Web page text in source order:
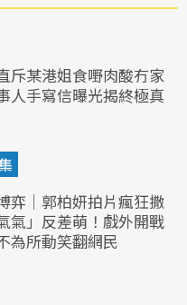
斥某港姐食嘢肉酸冇家
人手寫信曝光揭終極真
弈｜郭柏妍拍片瘋狂撒
氣」反差萌！戲外開戰
為所動笑翻網民